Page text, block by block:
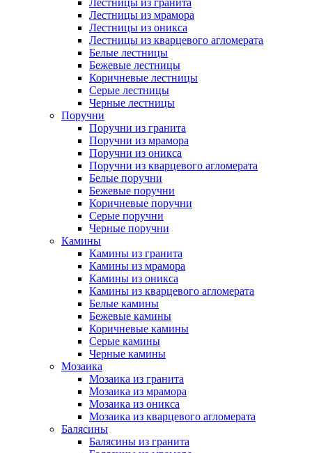
Лестницы из мрамора
Лестницы из оникса
Лестницы из кварцевого агломерата
Белые лестницы
Бежевые лестницы
Коричневые лестницы
Серые лестницы
Черные лестницы
Поручни
Поручни из гранита
Поручни из мрамора
Поручни из оникса
Поручни из кварцевого агломерата
Белые поручни
Бежевые поручни
Коричневые поручни
Серые поручни
Черные поручни
Камины
Камины из гранита
Камины из мрамора
Камины из оникса
Камины из кварцевого агломерата
Белые камины
Бежевые камины
Коричневые камины
Серые камины
Черные камины
Мозаика
Мозаика из гранита
Мозаика из мрамора
Мозаика из оникса
Мозаика из кварцевого агломерата
Балясины
Балясины из гранита